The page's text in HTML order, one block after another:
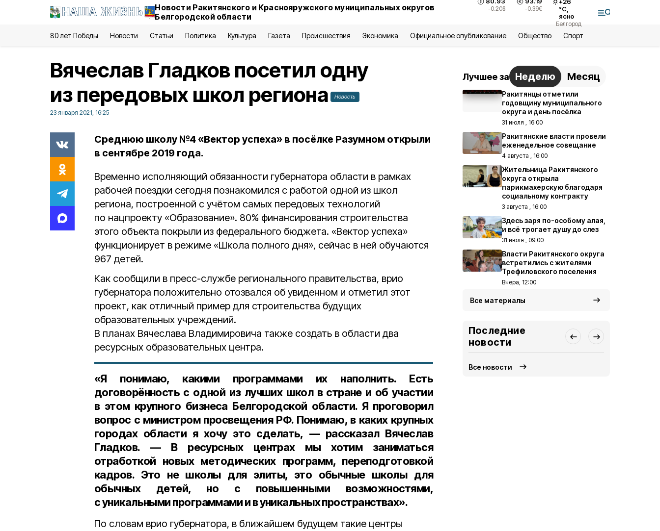
Новости Ракитянского и Краснояружского муниципальных округов
Белгородской области
-0.20$ -0.39€
°С,
ясно
Белгород
80 лет Победы Новости Статьи Политика Культура Газета Происшествия Экономика Официальное опубликование Общество Спорт
Вячеслав Гладков посетил одну
из передовых школ региона
Новость
23 января 2021, 16:25
Среднюю школу №4 «Вектор успеха» в посёлке Разумном открыли
в сентябре 2019 года.
Временно исполняющий обязанности губернатора области в рамках
рабочей поездки сегодня познакомился с работой одной из школ
региона, построенной с учётом самых передовых технологий
по нацпроекту «Образование». 80% финансирования строительства
этого объекта покрыли из федерального бюджета. «Вектор успеха»
функционирует в режиме «Школа полного дня», сейчас в ней обучаются
967 детей.
Как сообщили в пресс-службе регионального правительства, врио
губернатора положительно отозвался об увиденном и отметил этот
проект, как отличный пример для строительства будущих
образовательных учреждений.
В планах Вячеслава Владимировича также создать в области два
ресурсных образовательных центра.
«Я понимаю, какими программами их наполнить. Есть
договорённость с одной из лучших школ в стране и об участии
в этом крупного бизнеса Белгородской области. Я проговорил
вопрос с министром просвещения РФ. Понимаю, в каких крупных
городах области я хочу это сделать, — рассказал Вячеслав
Гладков. — В ресурсных центрах мы хотим заниматься
отработкой новых методических программ, переподготовкой
кадров. Это не школы для элиты, это обычные школы для
обычных детей, но с повышенными возможностями,
с уникальными программами и в уникальных пространствах».
По словам врио губернатора, в ближайшем будущем такие центры
Лучшее за Неделю Месяц
Ракитянцы отметили
годовщину муниципального
округа и день посёлка
31 июля , 16:00
Ракитянские власти провели
еженедельное совещание
4 августа , 16:00
Жительница Ракитянского
округа открыла
парикмахерскую благодаря
социальному контракту
3 августа , 16:00
Здесь заря по-особому алая,
и всё трогает душу до слез
31 июля , 09:00
Власти Ракитянского округа
встретились с жителями
Трефиловского поселения
Вчера, 12:00
Все материалы
Последние
новости
Все новости